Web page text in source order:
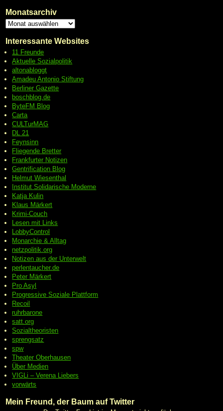
Monatsarchiv
Interessante Websites
11 Freunde
Aktuelle Sozialpolitik
altonabloggt
Amadeu Antonio Stiftung
Berliner Gazette
boschblog.de
ByteFM Blog
Carta
CULTurMAG
DL 21
Feynsinn
Fliegende Bretter
Frankfurter Notizen
Gentrification Blog
Helmut Wiesenthal
Institut Solidarische Moderne
Katja Kulin
Klaus Märkert
Krimi-Couch
Lesen mit Links
LobbyControl
Monarchie & Alltag
netzpolitik.org
Notizen aus der Unterwelt
perlentaucher.de
Peter Märkert
Pro Asyl
ProgressiveSoziale Plattform
Recoil
ruhrbarone
satt.org
Sozialtheoristen
sprengsatz
spw
Theater Oberhausen
Über Medien
VIGLi – Verena Liebers
vorwärts
Mein Freund, der Baum auf Twitter